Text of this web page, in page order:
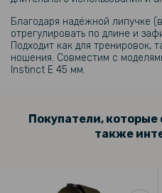
Благодаря надёжной липучке
отрегулировать по длине и
Подходит как для тренировок,
ношения. Совместим с
Instinct E 45 мм.
Покупатели, которые
также